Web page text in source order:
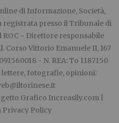
di Informazione, Società,
presso il Tribunale di
ROC - Direttore responsabile
Corso Vittorio Emanuele II, 167
- N. REA: To 1187150
lettere, fotografie, opinioni:
Grafico Increasily.com
Privacy Policy